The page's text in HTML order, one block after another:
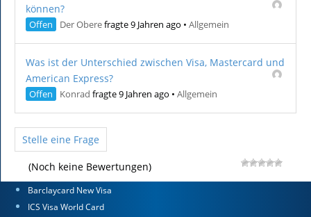
können?
Offen Der Oberefragte 9 Jahren ago • Allgemein
Was ist der Unterschied zwischen Visa, Mastercard und
American Express?
Offen Konrad fragte 9 Jahren ago • Allgemein
Stelle eine Frage
(Noch keine Bewertungen)
Barclaycard New Visa
ICS Visa World Card